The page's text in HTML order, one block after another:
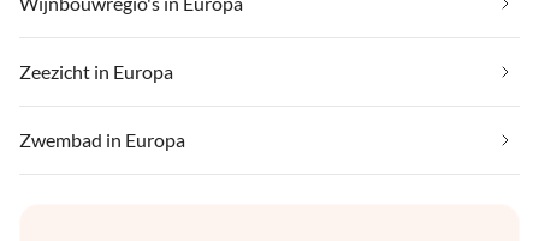
Zeezicht in Europa
Zwembad in Europa